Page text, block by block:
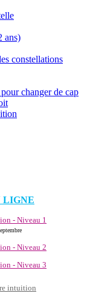
ans)
constellations
changer de cap
LIGNE
- Niveau 1
- Niveau 2
- Niveau 3
intuition